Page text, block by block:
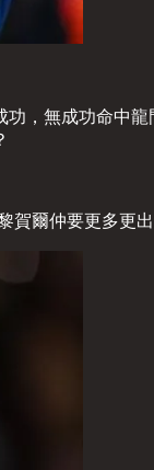
，無成功命中
爾仲要更多更出